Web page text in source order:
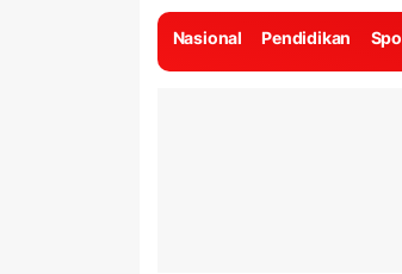
Nasional Pendidikan